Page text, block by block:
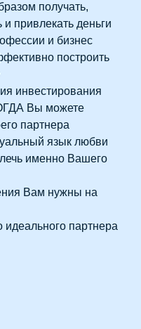
получать,
и привлекать деньги
и бизнес
построить
инвестирования
Вы можете
партнера
язык любви
именно Вашего
Вам нужны на
партнера